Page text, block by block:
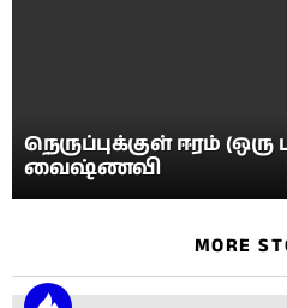
நெருப்புக்குள் ஈரம்
வைஷ்ணவி
MORE